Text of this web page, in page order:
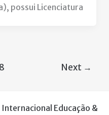
possui Licenciatura
Next →
Educação &